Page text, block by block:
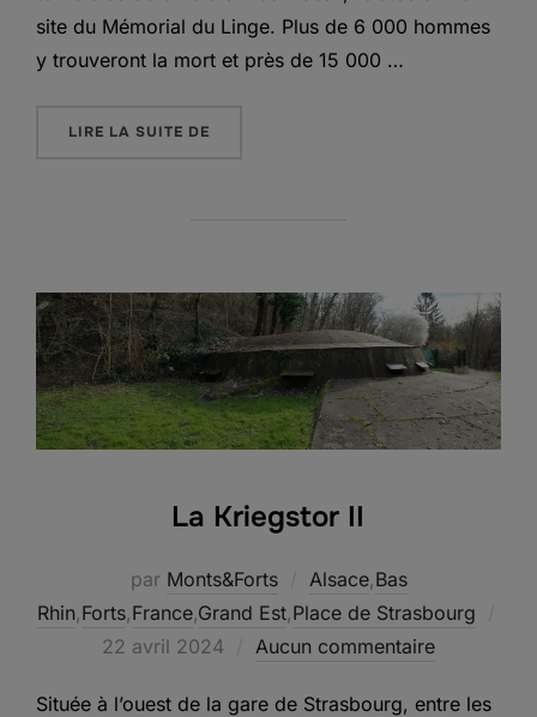
site du Mémorial du Linge. Plus de 6 000 hommes
y trouveront la mort et près de 15 000 …
LIRE LA SUITE DE
La Kriegstor II
par Monts&Forts Alsace,Bas
Rhin,Forts,France,Grand Est,Place de Strasbourg
Publié
22 avril 2024 Aucun commentaire
Située à l’ouest de la gare de Strasbourg, entre les